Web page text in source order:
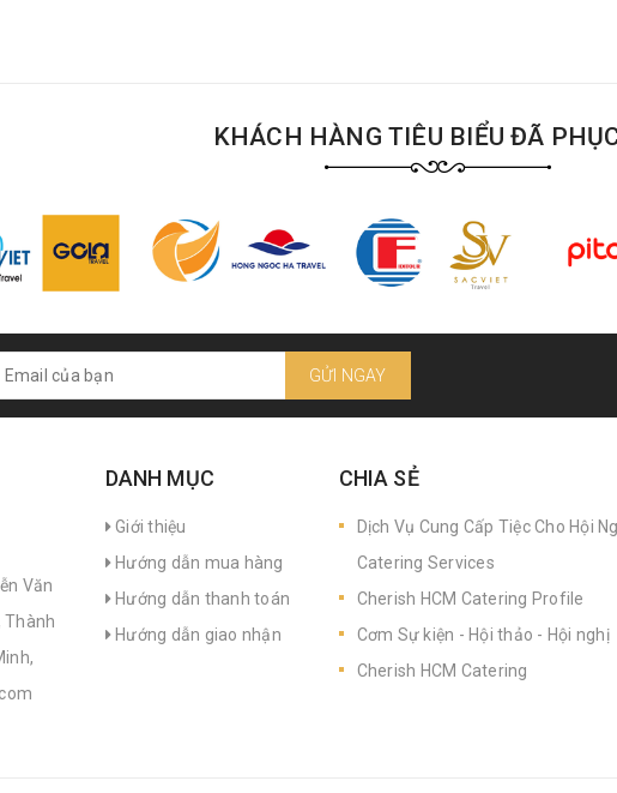
KHÁCH HÀNG TIÊU BIỂU ĐÃ
GỬI NGAY
Văn
Thành
DANH MỤC
Giới thiệu
Hướng dẫn mua hàng
Hướng dẫn thanh toán
Hướng dẫn giao nhận
CHIA SẺ
Dịch Vụ Cung Cấp Tiệc Cho Hội
Catering Services
Cherish HCM Catering Profile
Cơm Sự kiện - Hội thảo - Hội nghị
Cherish HCM Catering